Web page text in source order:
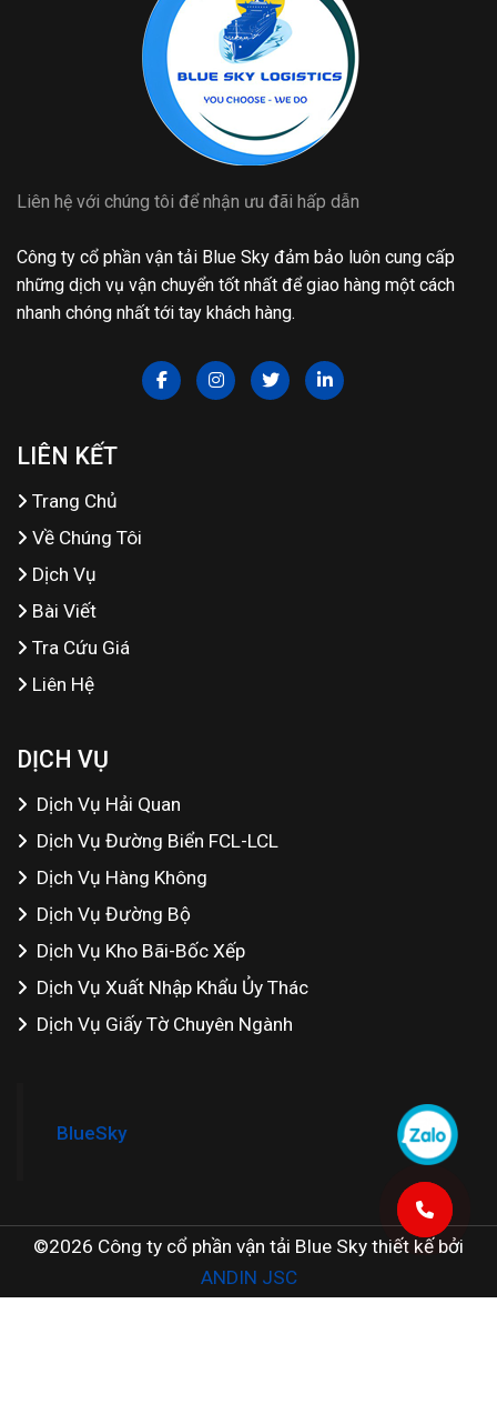
Liên hệ với chúng tôi để nhận ưu đãi hấp dẫn
Công ty cổ phần vận tải Blue Sky đảm bảo luôn cung cấp
những dịch vụ vận chuyển tốt nhất để giao hàng một cách
nhanh chóng nhất tới tay khách hàng.
LIÊN KẾT
Trang Chủ
Về Chúng Tôi
Dịch Vụ
Bài Viết
Tra Cứu Giá
Liên Hệ
DỊCH VỤ
Dịch Vụ Hải Quan
Dịch Vụ Đường Biển FCL-LCL
Dịch Vụ Hàng Không
Dịch Vụ Đường Bộ
Dịch Vụ Kho Bãi-Bốc Xếp
Dịch Vụ Xuất Nhập Khẩu Ủy Thác
Dịch Vụ Giấy Tờ Chuyên Ngành
BlueSky
©2026 Công ty cổ phần vận tải Blue Sky thiết kế bởi
ANDIN JSC